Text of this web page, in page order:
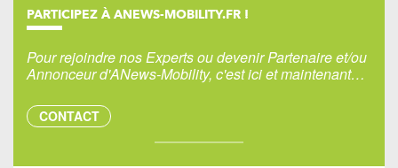
PARTICIPEZ À ANEWS-MOBILITY.FR !
Pour rejoindre nos Experts ou devenir Partenaire et/ou
Annonceur d'ANews-Mobility, c'est ici et maintenant…
CONTACT